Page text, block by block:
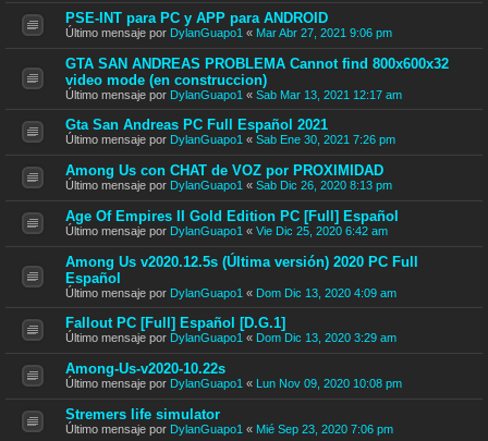
PSE-INT para PC y APP para ANDROID
Último mensaje por DylanGuapo1 « Mar Abr 27, 2021 9:06 pm
GTA SAN ANDREAS PROBLEMA Cannot find 800x600x32
video mode (en construccion)
Último mensaje por DylanGuapo1 « Sab Mar 13, 2021 12:17 am
Gta San Andreas PC Full Español 2021
Último mensaje por DylanGuapo1 « Sab Ene 30, 2021 7:26 pm
Among Us con CHAT de VOZ por PROXIMIDAD
Último mensaje por DylanGuapo1 « Sab Dic 26, 2020 8:13 pm
Age Of Empires II Gold Edition PC [Full] Español
Último mensaje por DylanGuapo1 « Vie Dic 25, 2020 6:42 am
Among Us v2020.12.5s (Última versión) 2020 PC Full
Español
Último mensaje por DylanGuapo1 « Dom Dic 13, 2020 4:09 am
Fallout PC [Full] Español [D.G.1]
Último mensaje por DylanGuapo1 « Dom Dic 13, 2020 3:29 am
Among-Us-v2020-10.22s
Último mensaje por DylanGuapo1 « Lun Nov 09, 2020 10:08 pm
Stremers life simulator
Último mensaje por DylanGuapo1 « Mié Sep 23, 2020 7:06 pm